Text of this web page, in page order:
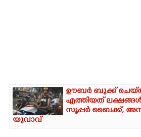
ഊബർ ബുക്ക്
എത്തിയത് ലക്ഷങ്ങൾ
സൂപ്പർ ബൈക്ക്,​
യുവാവ്